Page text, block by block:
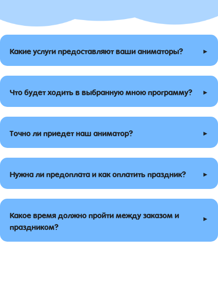
Какие услуги предоставляют ваши аниматоры? ▸
Что будет ходить в выбранную мною программу? ▸
Точно ли приедет наш аниматор? ▸
Нужна ли предоплата и как оплатить праздник? ▸
Какое время должно пройти между заказом и
праздником?
▸